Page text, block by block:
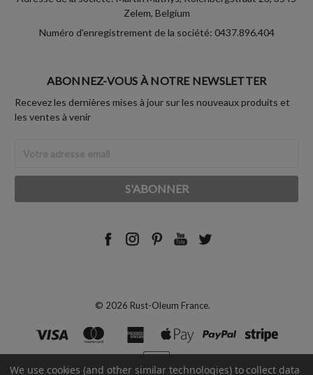
Zelem, Belgium
Numéro d'enregistrement de la société: 0437.896.404
ABONNEZ-VOUS À NOTRE NEWSLETTER
Recevez les dernières mises à jour sur les nouveaux produits et
les ventes à venir
Email
© 2026 Rust-Oleum France.
We use cookies (and other similar technologies) to collect data